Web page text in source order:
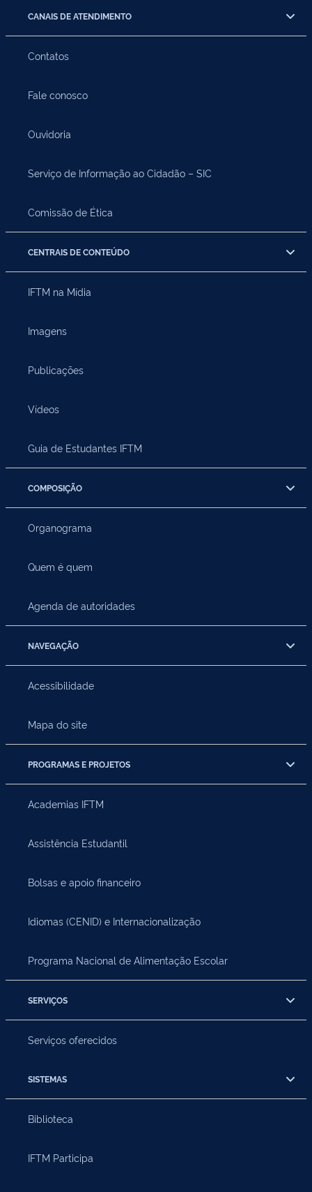
CANAIS DE ATENDIMENTO
Contatos
Fale conosco
Ouvidoria
Serviço de Informação ao Cidadão – SIC
Comissão de Ética
CENTRAIS DE CONTEÚDO
IFTM na Mídia
Imagens
Publicações
Vídeos
Guia de Estudantes IFTM
COMPOSIÇÃO
Organograma
Quem é quem
Agenda de autoridades
NAVEGAÇÃO
Acessibilidade
Mapa do site
PROGRAMAS E PROJETOS
Academias IFTM
Assistência Estudantil
Bolsas e apoio financeiro
Idiomas (CENID) e Internacionalização
Programa Nacional de Alimentação Escolar
SERVIÇOS
Serviços oferecidos
SISTEMAS
Biblioteca
IFTM Participa